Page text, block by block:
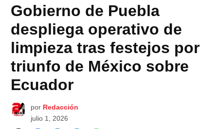
Gobierno de Puebla
despliega operativo de
limpieza tras festejos por
triunfo de México sobre
Ecuador
por Redacción
julio 1, 2026